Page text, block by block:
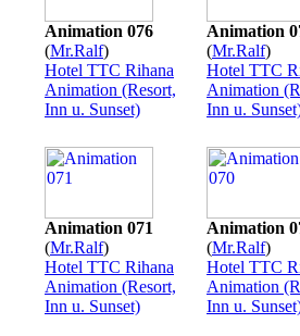
Animation 076
(Mr.Ralf)
Hotel TTC Rihana
Animation (Resort,
Inn u. Sunset)
Animation
(Mr.Ralf)
Hotel TTC
Animation
Inn u.
Animation 071
(Mr.Ralf)
Hotel TTC Rihana
Animation (Resort,
Inn u. Sunset)
Animation
(Mr.Ralf)
Hotel TTC
Animation
Inn u.